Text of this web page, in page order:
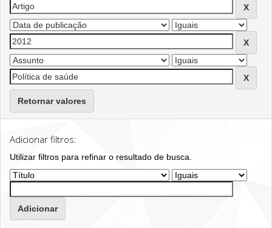
Retornar valores
Adicionar filtros:
Utilizar filtros para refinar o resultado de busca.